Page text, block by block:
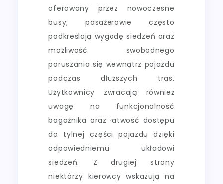
oferowany przez nowoczesne
busy; pasażerowie często
podkreślają wygodę siedzeń oraz
możliwość swobodnego
poruszania się wewnątrz pojazdu
podczas dłuższych tras.
Użytkownicy zwracają również
uwagę na funkcjonalność
bagażnika oraz łatwość dostępu
do tylnej części pojazdu dzięki
odpowiedniemu układowi
siedzeń. Z drugiej strony
niektórzy kierowcy wskazują na